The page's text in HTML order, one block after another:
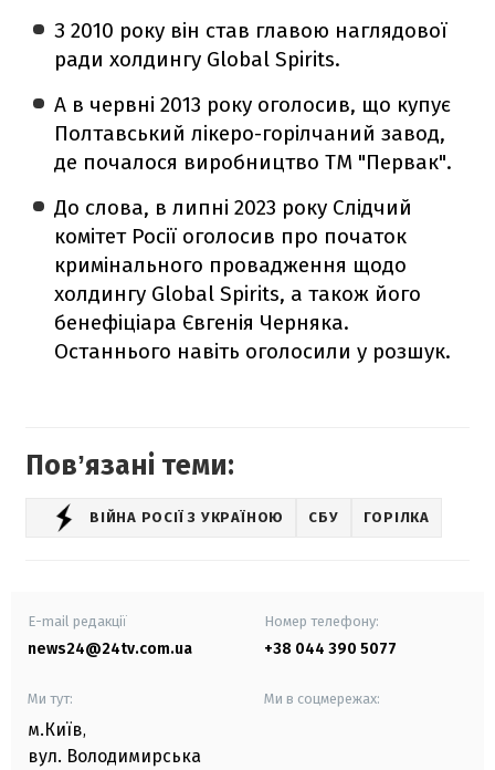
З 2010 року він став главою наглядової
ради холдингу Global Spirits.
А в червні 2013 року оголосив, що купує
Полтавський лікеро-горілчаний завод,
де почалося виробництво ТМ "Первак".
До слова, в липні 2023 року Слідчий
комітет Росії оголосив про початок
кримінального провадження щодо
холдингу Global Spirits, а також його
бенефіціара Євгенія Черняка.
Останнього навіть оголосили у розшук.
Повʼязані теми:
ВІЙНА РОСІЇ З УКРАЇНОЮ СБУ ГОРІЛКА
E-mail редакції
news24@24tv.com.ua
Номер телефону:
+38 044 390 5077
Ми тут:
м.Київ,
вул. Володимирська
Ми в соцмережах: